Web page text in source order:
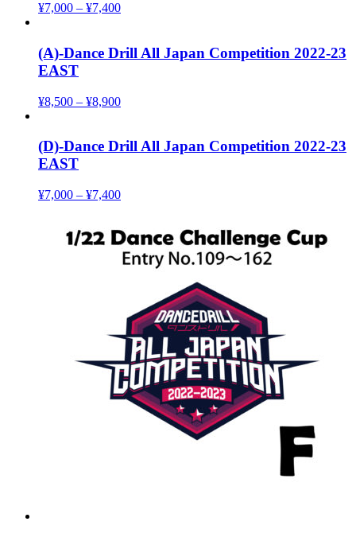
¥7,000 – ¥7,400
(A)-Dance Drill All Japan Competition 2022-23
EAST
¥8,500 – ¥8,900
(D)-Dance Drill All Japan Competition 2022-23
EAST
¥7,000 – ¥7,400